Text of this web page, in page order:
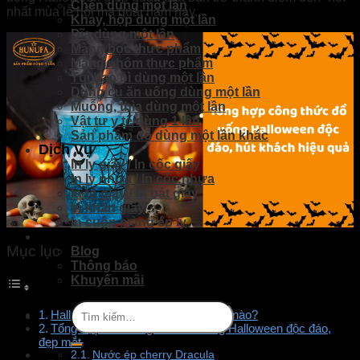
Chén dùng một lần
Khay, hộp dùng một lần
Dĩa dùng một lần
Màng bọc thực phẩm
Màng nhôm thực phẩm
Túi bao bì dùng một lần
Dụng cụ ăn uống dùng một lần
Muỗng, thìa dùng một lần
Vật tư y tế dùng 1 lần
Sản phầm đồ dùng một lần khác
Dịch Vụ
In ly giấy / In cốc giấy
In ly nhựa / In cốc nhựa
In tô giấy / in bát giấy
In khăn giấy
In cuộn màng ép ly
Blog
Thông báo
Khuyến mãi
Tìm
kiếm:
nhất mùa lễ hội ma quái năm nay.
Mục lục
Halloween là gì? Diễn ra vào ngày nào?
Tổng hợp các công thức đồ uống Halloween độc đáo,
đẹp mắt
Nước ép cherry Dracula